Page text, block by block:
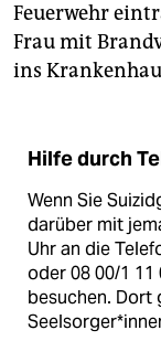
Feuerwehr
Frau mit
ins
Hilfe durch
Wenn Sie
darüber mit
Uhr an die
oder 08 00/1 11
besuchen.